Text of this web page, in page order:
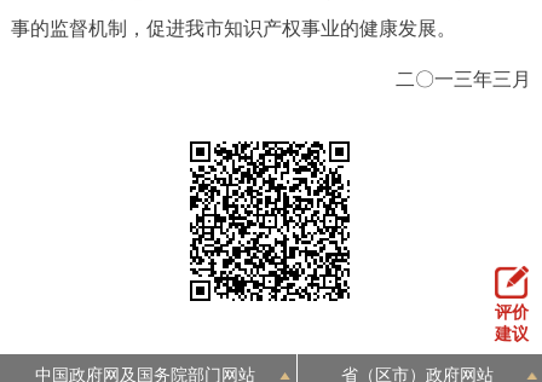
事的监督机制，促进我市知识产权事业的健康发展。
二〇一三年三月
评价
建议
中国政府网及国务院部门网站 省（区市）政府网站